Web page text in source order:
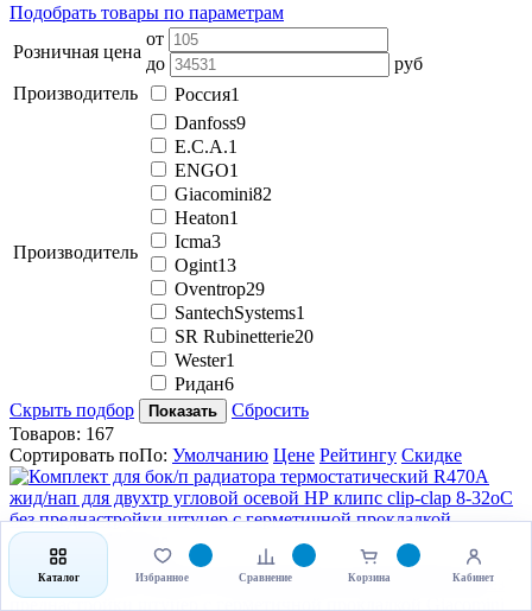
Подобрать товары по параметрам
Розничная цена
от
до
руб
Производитель
Россия1
Производитель
Danfoss9
E.C.A.1
ENGO1
Giacomini82
Heaton1
Icma3
Ogint13
Oventrop29
SantechSystems1
SR Rubinetterie20
Wester1
Ридан6
Скрыть подбор
Показать
Сбросить
Товаров: 167
Сортировать поПо: Умолчанию Цене Рейтингу Скидке
Комплект для бок/п радиатора термостатический R470A жид/
нап для двухтр угловой осевой НР клипс clip-clap 8-32oC без
преднастройки штуцер с герметичной прокладкой Giacomini
Каталог Избранное Сравнение Корзина Кабинет